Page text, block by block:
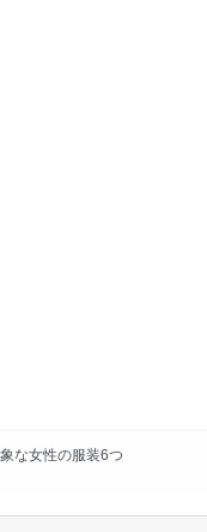
な女性の服装6つ